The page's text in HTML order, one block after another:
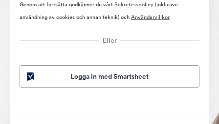
Genom att fortsätta godkänner du vårtSekretesspolicy(inklusive
användning av cookies och annan teknik) ochAnvändarvillkor
Eller
Logga in med Smartsheet